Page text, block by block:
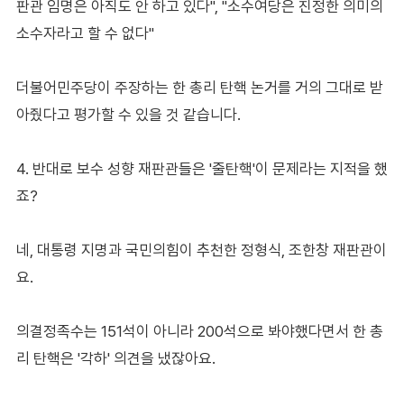
판관 임명은 아직도 안 하고 있다", "소수여당은 진정한 의미의
소수자라고 할 수 없다"
더불어민주당이 주장하는 한 총리 탄핵 논거를 거의 그대로 받
아줬다고 평가할 수 있을 것 같습니다.
4. 반대로 보수 성향 재판관들은 '줄탄핵'이 문제라는 지적을 했
죠?
네, 대통령 지명과 국민의힘이 추천한 정형식, 조한창 재판관이
요.
의결정족수는 151석이 아니라 200석으로 봐야했다면서 한 총
리 탄핵은 '각하' 의견을 냈잖아요.